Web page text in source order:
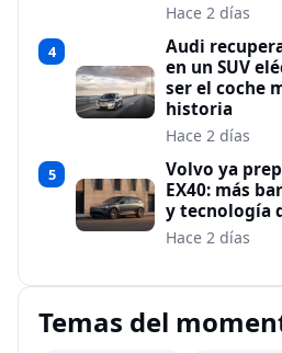
Hace 2 días
4
Audi
en un SUV
ser el coche
historia
Hace 2 días
5
Volvo ya
EX40: más
y tecnología
Hace 2 días
Temas del